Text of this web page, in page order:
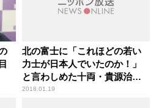
北の富士に「これほどの若い
力士が日本人でいたのか！」
と言わしめた十両・貴源治と
は？
2018.01.19